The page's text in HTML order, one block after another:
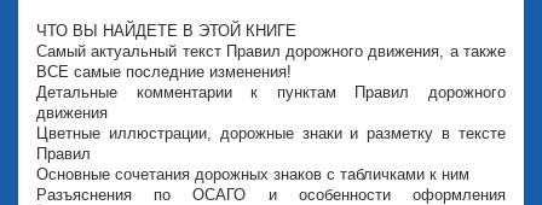
ЧТО ВЫ НАЙДЕТЕ В ЭТОЙ КНИГЕ
Самый актуальный текст Правил дорожного движения, а также
ВСЕ самые последние изменения!
Детальные комментарии к пунктам Правил дорожного
движения
Цветные иллюстрации, дорожные знаки и разметку в тексте
Правил
Основные сочетания дорожных знаков с табличками к ним
Разъяснения по ОСАГО и особенности оформления